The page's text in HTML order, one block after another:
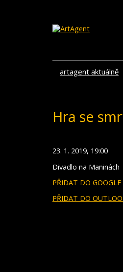
artagent aktuálně
Hra se
23. 1. 2019, 19:00
Divadlo na Maninách
PŘIDAT DO
PŘIDAT DO